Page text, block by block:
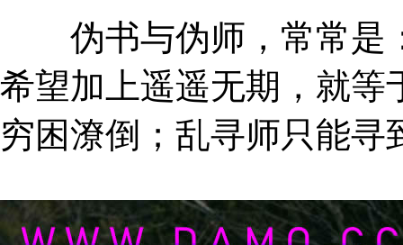
伪书与伪师，常常是
希望加上遥遥无期，就等
穷困潦倒；乱寻师只能寻